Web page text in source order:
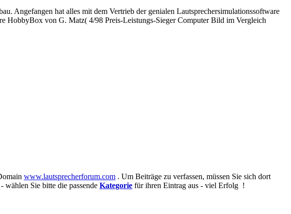
Angefangen hat alles mit dem Vertrieb der genialen Lautsprechersimulationssoftware
von G. Matz( 4/98 Preis-Leistungs-Sieger Computer Bild im Vergleich
www.lautsprecherforum.com . Um Beiträge zu verfassen, müssen Sie sich dort
wählen Sie bitte die passende Kategorie für ihren Eintrag aus - viel Erfolg !